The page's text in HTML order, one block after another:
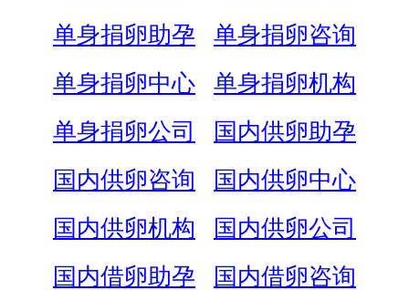
单身捐卵助孕
单身捐卵咨询
单身捐卵中心
单身捐卵机构
单身捐卵公司
国内供卵助孕
国内供卵咨询
国内供卵中心
国内供卵机构
国内供卵公司
国内借卵助孕
国内借卵咨询